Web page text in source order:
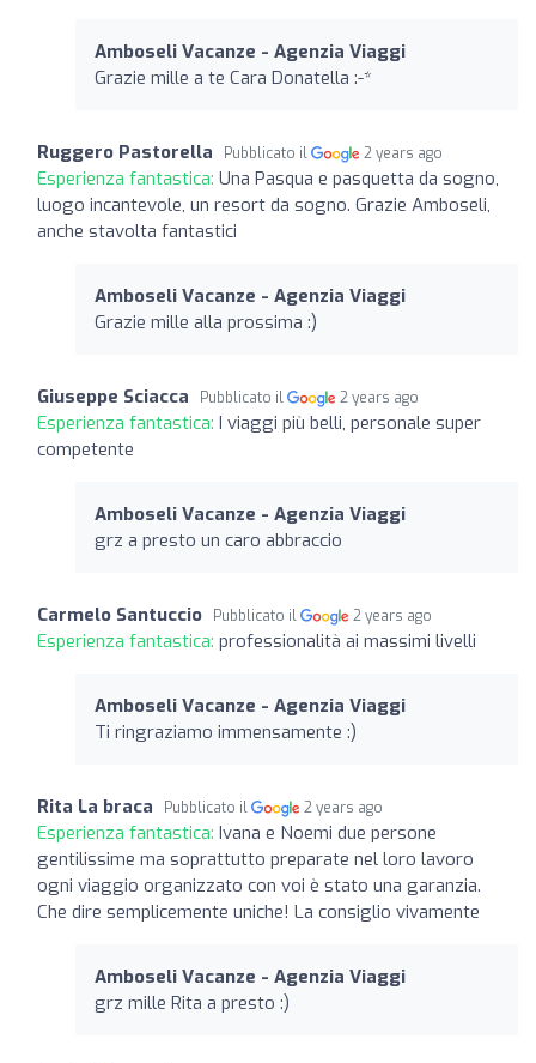
Amboseli Vacanze - Agenzia Viaggi
Grazie mille a te Cara Donatella :-*
Ruggero Pastorella Pubblicato il 2 years ago
Esperienza fantastica: Una Pasqua e pasquetta da sogno,
luogo incantevole, un resort da sogno. Grazie Amboseli,
anche stavolta fantastici
Amboseli Vacanze - Agenzia Viaggi
Grazie mille alla prossima :)
Giuseppe Sciacca Pubblicato il 2 years ago
Esperienza fantastica: I viaggi più belli, personale super
competente
Amboseli Vacanze - Agenzia Viaggi
grz a presto un caro abbraccio
Carmelo Santuccio Pubblicato il 2 years ago
Esperienza fantastica: professionalità ai massimi livelli
Amboseli Vacanze - Agenzia Viaggi
Ti ringraziamo immensamente :)
Rita La braca Pubblicato il 2 years ago
Esperienza fantastica: Ivana e Noemi due persone
gentilissime ma soprattutto preparate nel loro lavoro
ogni viaggio organizzato con voi è stato una garanzia.
Che dire semplicemente uniche! La consiglio vivamente
Amboseli Vacanze - Agenzia Viaggi
grz mille Rita a presto :)